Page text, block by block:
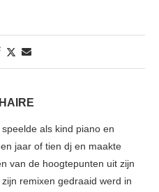
als kind piano en
jaar of tien dj en maakte
van de hoogtepunten uit zijn
remixen gedraaid werd in